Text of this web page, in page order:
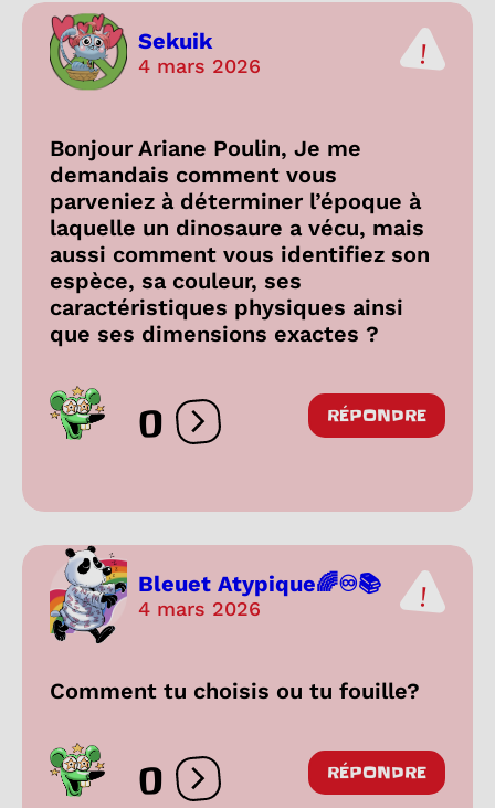
Sekuik
4 mars 2026
Bonjour Ariane Poulin, Je me
demandais comment vous
parveniez à déterminer l’époque à
laquelle un dinosaure a vécu, mais
aussi comment vous identifiez son
espèce, sa couleur, ses
caractéristiques physiques ainsi
que ses dimensions exactes ?
0 Ouvrir les réactions
RÉPONDRE
Bleuet Atypique🌈♾️📚
4 mars 2026
Comment tu choisis ou tu fouille?
0 Ouvrir les réactions
RÉPONDRE